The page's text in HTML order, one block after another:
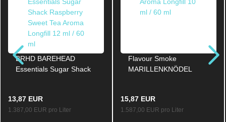
BRHD BAREHEAD
Essentials Sugar Shack
60ml
13,87 EUR
1.387,00 EUR pro Liter
Flavour Smoke
MARILLENKNÖDEL
15,87 EUR
1.587,00 EUR pro Liter